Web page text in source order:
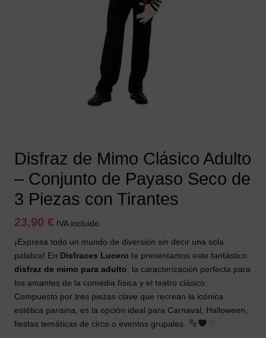
Disfraz de Mimo Clásico Adulto
– Conjunto de Payaso Seco de
3 Piezas con Tirantes
23,90 € IVA incluido
¡Expresa todo un mundo de diversión sin decir una sola
palabra! En Disfraces Lucero te presentamos este fantástico
disfraz de mimo para adulto , la caracterización perfecta para
los amantes de la comedia física y el teatro clásico.
Compuesto por tres piezas clave que recrean la icónica
estética parisina, es la opción ideal para Carnaval, Halloween,
fiestas temáticas de circo o eventos grupales.